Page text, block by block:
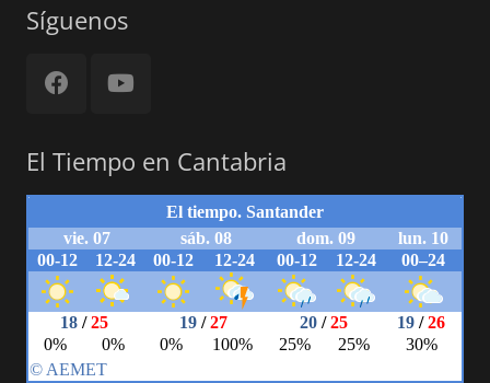
Síguenos
El Tiempo en Cantabria